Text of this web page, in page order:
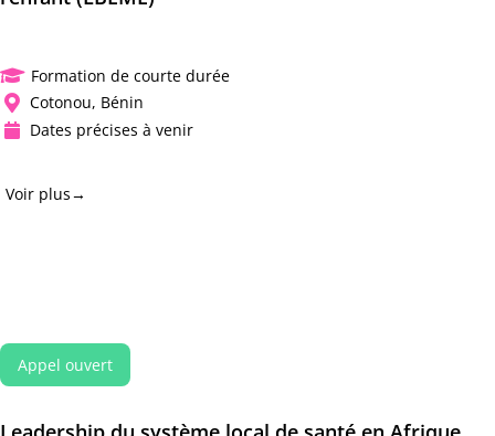
 Formation de courte durée
 Cotonou, Bénin
 Dates précises à venir
Voir plus→
Appel ouvert